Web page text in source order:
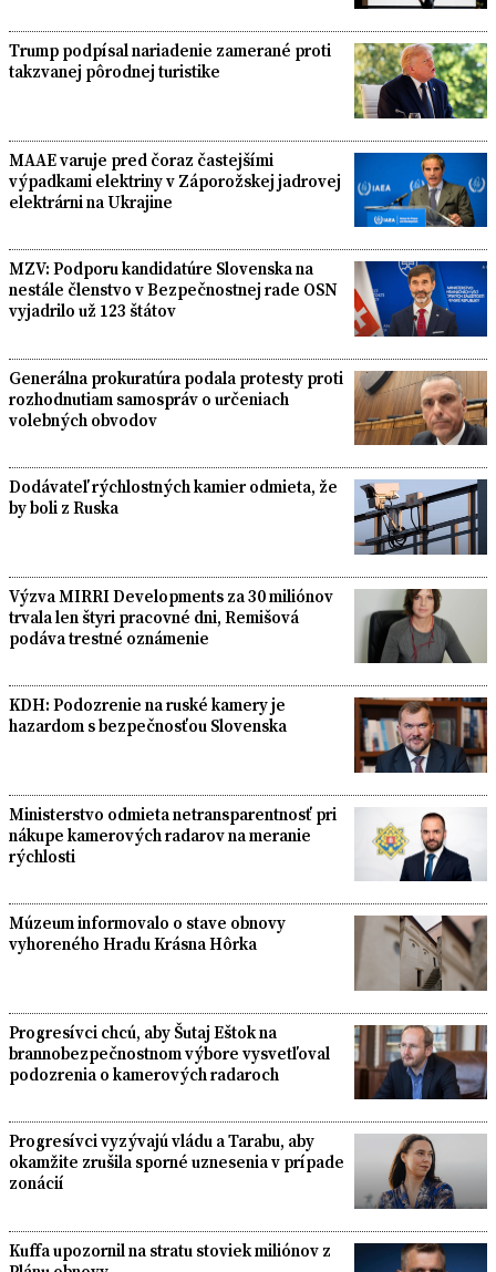
Trump podpísal nariadenie zamerané proti
takzvanej pôrodnej turistike
MAAE varuje pred čoraz častejšími
výpadkami elektriny v Záporožskej jadrovej
elektrárni na Ukrajine
MZV: Podporu kandidatúre Slovenska na
nestále členstvo v Bezpečnostnej rade OSN
vyjadrilo už 123 štátov
Generálna prokuratúra podala protesty proti
rozhodnutiam samospráv o určeniach
volebných obvodov
Dodávateľ rýchlostných kamier odmieta, že
by boli z Ruska
Výzva MIRRI Developments za 30 miliónov
trvala len štyri pracovné dni, Remišová
podáva trestné oznámenie
KDH: Podozrenie na ruské kamery je
hazardom s bezpečnosťou Slovenska
Ministerstvo odmieta netransparentnosť pri
nákupe kamerových radarov na meranie
rýchlosti
Múzeum informovalo o stave obnovy
vyhoreného Hradu Krásna Hôrka
Progresívci chcú, aby Šutaj Eštok na
brannobezpečnostnom výbore vysvetľoval
podozrenia o kamerových radaroch
Progresívci vyzývajú vládu a Tarabu, aby
okamžite zrušila sporné uznesenia v prípade
zonácií
Kuffa upozornil na stratu stoviek miliónov z